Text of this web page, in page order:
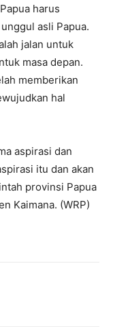
harus
asli Papua.
jalan untuk
masa depan.
memberikan
hal
aspirasi dan
itu dan akan
provinsi Papua
Kaimana. (WRP)